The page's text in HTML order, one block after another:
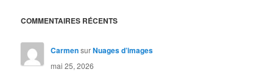
COMMENTAIRES RÉCENTS
CarmensurNuages d’images
mai 25, 2026